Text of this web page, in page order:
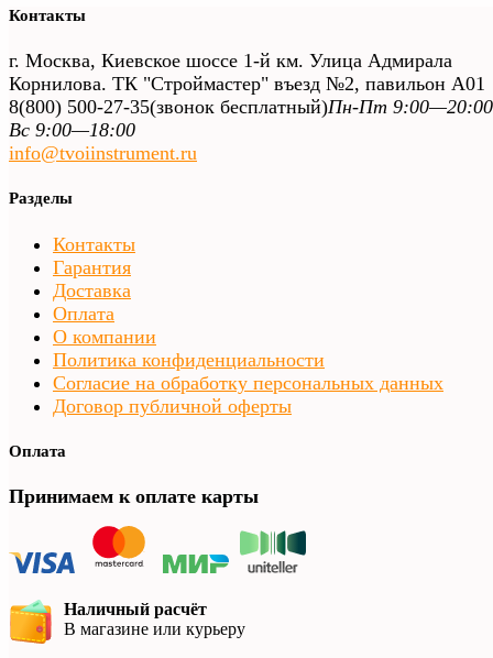
Контакты
г. Москва, Киевское шоссе 1-й км. Улица Адмирала
Корнилова. ТК "Строймастер" въезд №2, павильон А01
8(800) 500-27-35(звонок бесплатный)Пн-Пт
Вс 9:00—18:00
info@tvoiinstrument.ru
Разделы
Контакты
Гарантия
Доставка
Оплата
О компании
Политика конфиденциальности
Согласие на обработку персональных данных
Договор публичной оферты
Оплата
Принимаем к оплате карты
Наличный расчёт
В магазине или курьеру